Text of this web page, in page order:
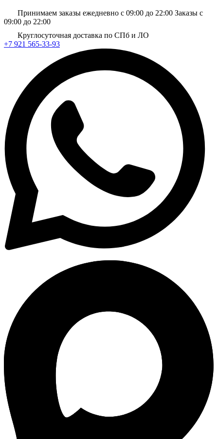
Принимаем заказы ежедневно с 09:00 до 22:00 Заказы с
09:00 до 22:00
Круглосуточная доставка по СПб и ЛО
+7 921 565-33-93